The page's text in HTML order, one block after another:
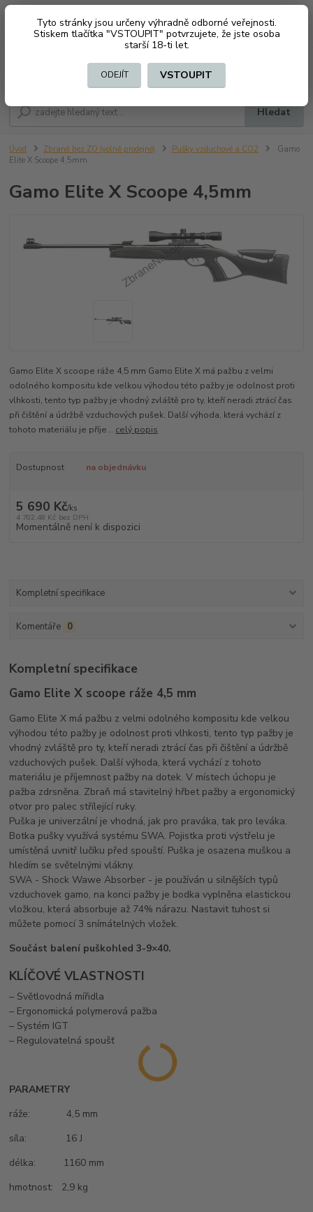
Tyto stránky jsou určeny výhradně odborné veřejnosti.
Stiskem tlačítka "VSTOUPIT" potvrzujete, že jste osoba
starší 18-ti let.
ODEJÍT VSTOUPIT
CZK
Hledat
+420 603794370 za0 Kč
Úvod Zbraně bez ZO (volně prodejné) Pušky vzduchové a CO2
Gamo
Elite X Scoope 4,5mm
Gamo Elite X Scoope 4,5mm
Gamo Elite X scoope ráže 4,5 mm Gamo Elite X má pažbu z velmi
odolného kompositu kde velkou výhodou této pažby je odolnost proti
vlhkosti, tento typ pažby je vhodný zvláště pro ty, kteří neradi ztrácí čas
při čištění a údržbě vzduchových pušek. Další výhoda, která vychází z
tohoto materiálu je příje... celý popis
Dostupnost na objednávku
5 690 Kč/ks
4 702,48 Kč bez DPH
Momentálně není k dispozici
Kompletní specifikace
Komentáře 0
Kompletní specifikace
Gamo Elite X scoope ráže 4,5 mm
Gamo Elite X má pažbu z velmi odolného kompositu kde velkou
výhodou této pažby je odolnost proti vlhkosti, tento typ pažby je
vhodný zvláště pro ty, kteří neradi ztrácí čas při čištění a údržbě
vzduchových pušek. Další výhoda, která vychází z tohoto
materiálu je příjemnost pažby na dotek. V místech úchopu je
pažba zdrsněna. Zbraň má stavitelný hřbet pažby a ergonomický
otvor pro palec střílející ruky.
Puška je univerzální je vhodná, jak pro praváka, tak pro leváka.
Botka pušky využívá systému SWA. Pojistka proti výstřelu je
umístěná uvnitř lučíku před spouští. Puška je osazena muškou a
hledím se světelnými vlákny.
SWA - Shock Wawe Absorber - je používán u silnějších typů
vzduchovek gamo, na konci pažby je bodka vyplněna elastickou
vložkou, která absorbuje až 74% nárazu. Nastavit tuhost si
můžete pomocí 3 snímátelných vložek.
Součást balení puškohled 3-9×40.
KLÍČOVÉ VLASTNOSTI
– Světlovodná mířidla
– Ergonomická polymerová pažba
– Systém IGT
– Regulovatelná spoušť
PARAMETRY
ráže: 4,5 mm
síla: 16 J
délka: 1160 mm
hmotnost: 2,9 kg